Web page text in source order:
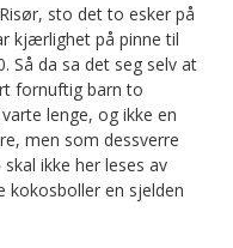
sto det to esker på
kjærlighet på pinne til
Så da sa det seg selv at
fornuftig barn to
lenge, og ikke en
men som dessverre
ikke her leses av
kokosboller en sjelden